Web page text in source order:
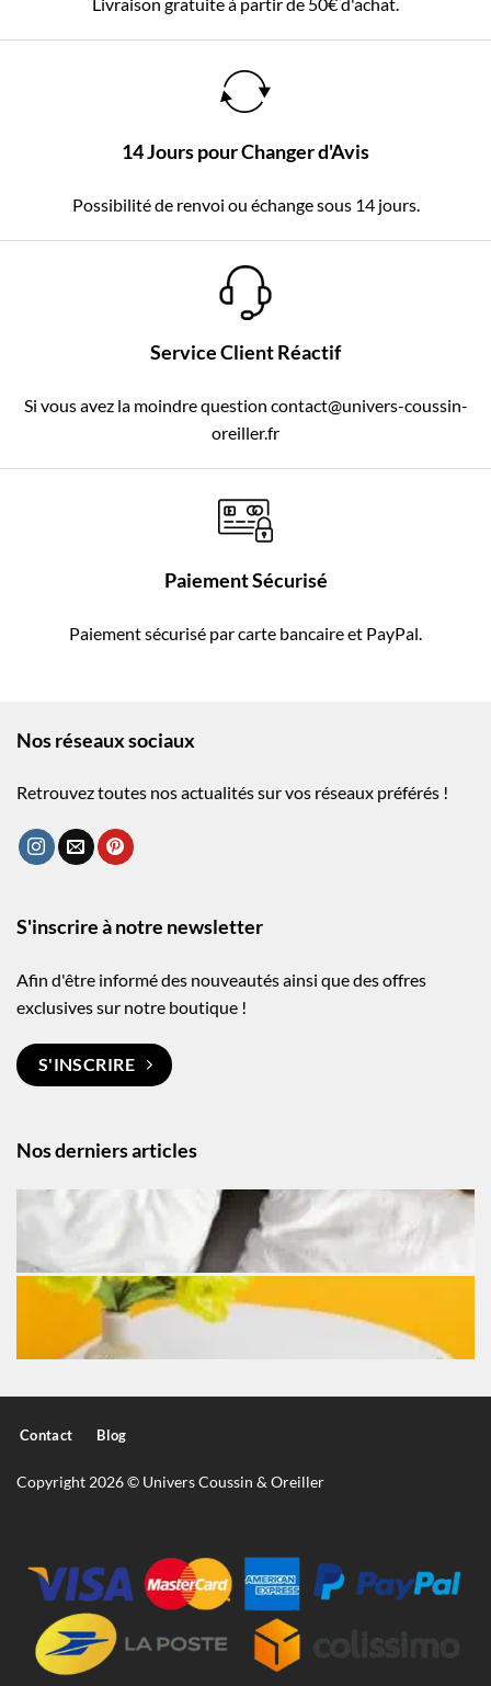
14 Jours pour Changer d'Avis
Possibilité de renvoi ou échange sous 14 jours.
Service Client Réactif
Si vous avez la moindre question contact@univers-coussin-
oreiller.fr
Paiement Sécurisé
Paiement sécurisé par carte bancaire et PayPal.
Nos réseaux sociaux
Retrouvez toutes nos actualités sur vos réseaux préférés !
Nos derniers articles
S'inscrire à notre newsletter
Afin d'être informé des nouveautés ainsi que des offres
exclusives sur notre boutique !
S'INSCRIRE
Contact Blog
Copyright 2026 © Univers Coussin & Oreiller